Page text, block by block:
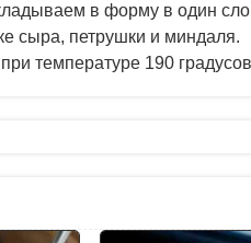
в форму в один
сыра, петрушки и миндаля.
температуре 190